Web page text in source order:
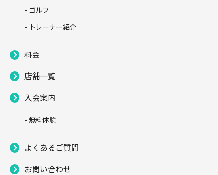
- ゴルフ
- トレーナー紹介
料金
店舗一覧
入会案内
- 無料体験
よくあるご質問
お問い合わせ